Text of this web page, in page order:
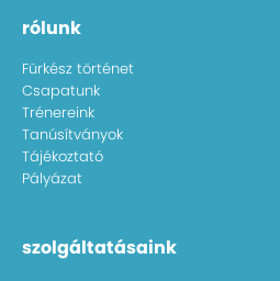
rólunk
Fürkész történet
Csapatunk
Trénereink
Tanúsítványok
Tájékoztató
Pályázat
szolgáltatásaink